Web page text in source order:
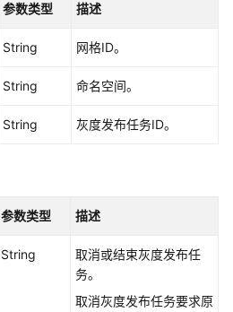
参数类型 描述
String 网格ID。
String 命名空间。
String 灰度发布任务ID。
参数类型 描述
String
取消或结束灰度发布任
务。
取消灰度发布任务要求原